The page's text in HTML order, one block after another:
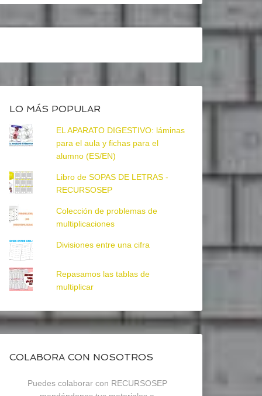
LO MÁS POPULAR
EL APARATO DIGESTIVO: láminas
para el aula y fichas para el
alumno (ES/EN)
Libro de SOPAS DE LETRAS -
RECURSOSEP
Colección de problemas de
multiplicaciones
Divisiones entre una cifra
Repasamos las tablas de
multiplicar
COLABORA CON NOSOTROS
Puedes colaborar con RECURSOSEP